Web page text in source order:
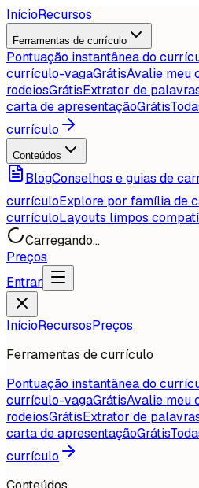
InícioRecursos
Ferramentas de currículo
Pontuação instantânea do
currículo-vagaGrátisAvalie meu
rodeiosGrátisExtrator de
carta de apresentaçãoGrátis
currículo
Conteúdos
BlogConselhos e guias de
currículoExplore por família de
currículoLayouts limpos
Carregando...
Preços
Entrar
InícioRecursosPreços
Ferramentas de currículo
Pontuação instantânea do
currículo-vagaGrátisAvalie meu
rodeiosGrátisExtrator de
carta de apresentaçãoGrátis
currículo